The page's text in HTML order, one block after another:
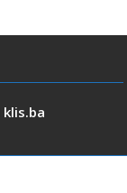
klis.ba